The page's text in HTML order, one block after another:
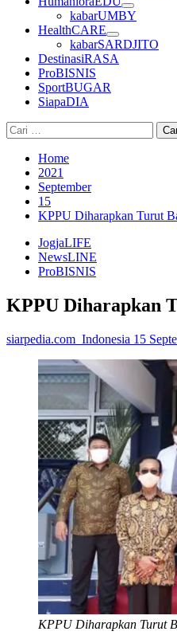
kabarUMBY
HealthCARE
kabarSARDJITO
DestinasiRASA
ProBISNIS
SportBUGAR
SiapaDIA
Cari
untuk:
Home
2021
September
15
KPPU Diharapkan Turut
JogjaLIFE
NewsLINE
ProBISNIS
KPPU Diharapkan
siarpedia.com_Indonesia 15
KPPU Diharapkan Turut